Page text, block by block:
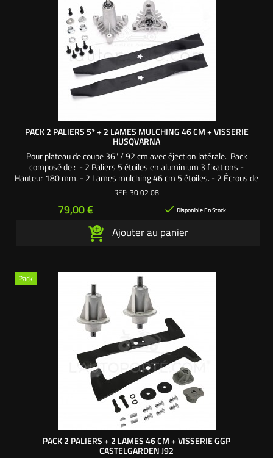
PACK 2 PALIERS 5* + 2 LAMES MULCHING 46 CM + VISSERIE
HUSQVARNA
Pour plateau de coupe 36" / 92 cm avec éjection latérale. Pack
composé de : - 2 Paliers 5 étoiles en aluminium 3 fixations -
Hauteur 180 mm. - 2 Lames mulching 46 cm 5 étoiles. - 2 Écrous de
palier. - 2 Rondelles de palier. - 2 Vis de lame 32 mm. - 2 Rondelles
carter de coupe....
REF: 30 02 08
Prix
79,00 €  Disponible En Stock
Ajouter au panier
Pack
PACK 2 PALIERS + 2 LAMES 46 CM + VISSERIE GGP
CASTELGARDEN J92